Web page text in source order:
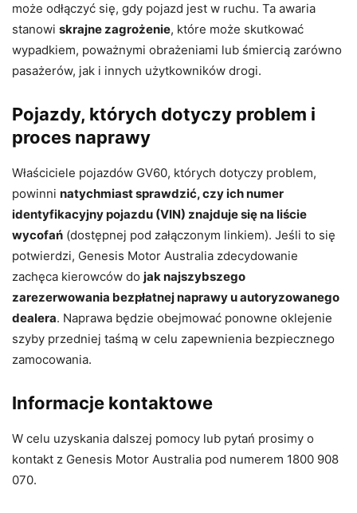
może odłączyć się, gdy pojazd jest w ruchu. Ta awaria
stanowi skrajne zagrożenie, które może skutkować
wypadkiem, poważnymi obrażeniami lub śmiercią zarówno
pasażerów, jak i innych użytkowników drogi.
Pojazdy, których dotyczy problem i
proces naprawy
Właściciele pojazdów GV60, których dotyczy problem,
powinni natychmiast sprawdzić, czy ich numer
identyfikacyjny pojazdu (VIN) znajduje się na liście
wycofań (dostępnej pod załączonym linkiem). Jeśli to się
potwierdzi, Genesis Motor Australia zdecydowanie
zachęca kierowców do jak najszybszego
zarezerwowania bezpłatnej naprawy u autoryzowanego
dealera. Naprawa będzie obejmować ponowne oklejenie
szyby przedniej taśmą w celu zapewnienia bezpiecznego
zamocowania.
Informacje kontaktowe
W celu uzyskania dalszej pomocy lub pytań prosimy o
kontakt z Genesis Motor Australia pod numerem 1800 908
070.